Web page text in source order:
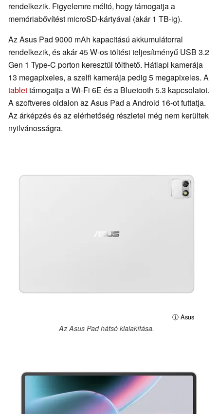
rendelkezik. Figyelemre méltó, hogy támogatja a
memóriabővítést microSD-kártyával (akár 1 TB-ig).
Az Asus Pad 9000 mAh kapacitású akkumulátorral
rendelkezik, és akár 45 W-os töltési teljesítményű USB 3.2
Gen 1 Type-C porton keresztül tölthető. Hátlapi kamerája
13 megapixeles, a szelfi kamerája pedig 5 megapixeles. A
tablettámogatja a Wi-Fi 6E és a Bluetooth 5.3 kapcsolatot.
A szoftveres oldalon az Asus Pad a Android 16-ot futtatja.
Az árképzés és az elérhetőség részletei még nem kerültek
nyilvánosságra.
ⓘ Asus
Az Asus Pad hátsó kialakítása.